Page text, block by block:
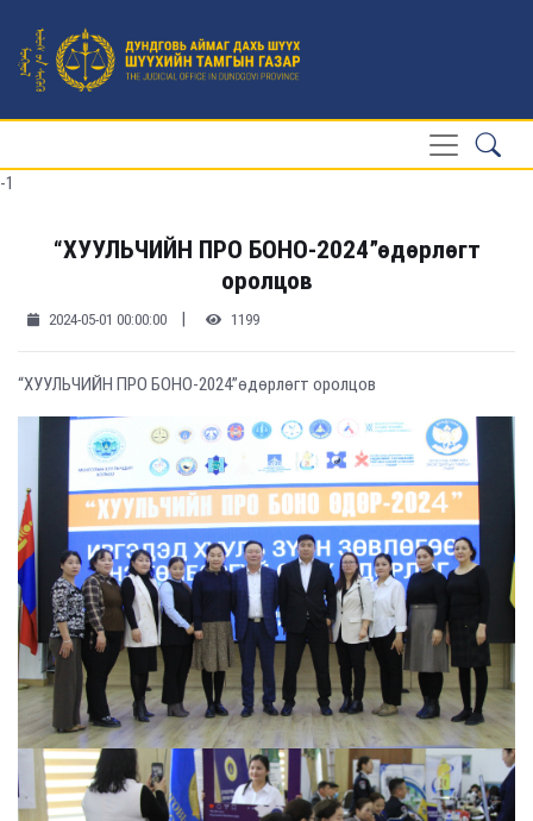
-1
“ХУУЛЬЧИЙН ПРО БОНО-2024”өдөрлөгт
оролцов
2024-05-01 00:00:00 | 1199
“ХУУЛЬЧИЙН ПРО БОНО-2024”өдөрлөгт оролцов